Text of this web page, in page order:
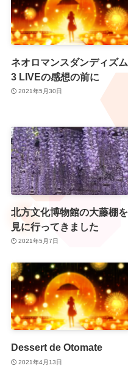
ネオロマンスダンディズム
3 LIVEの感想の前に
2021年5月30日
北方文化博物館の大藤棚を
見に行ってきました
2021年5月7日
Dessert de Otomate
2021年4月13日